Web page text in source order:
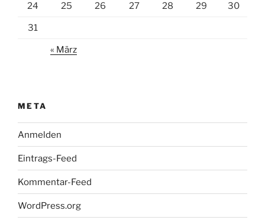
24 25 26 27 28 29 30
31
« März
META
Anmelden
Eintrags-Feed
Kommentar-Feed
WordPress.org